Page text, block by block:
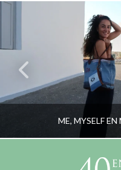
ME, MYSELF EN